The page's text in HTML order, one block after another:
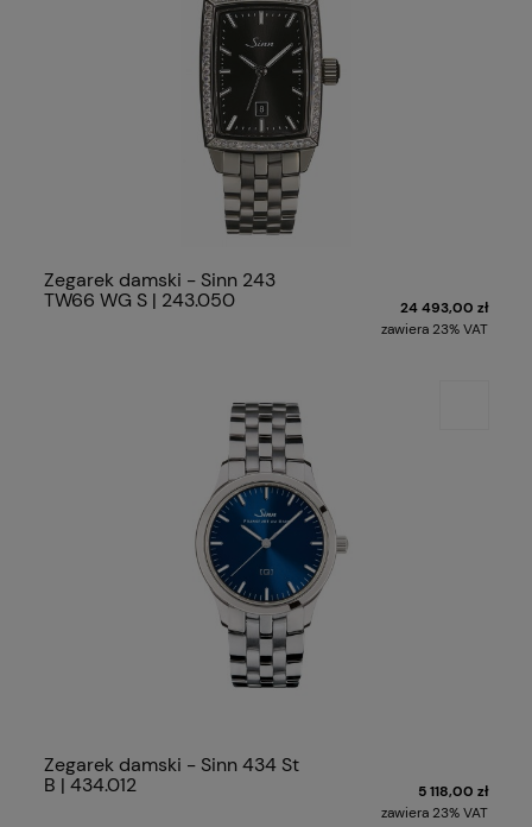
Zegarek damski - Sinn 243
TW66 WG S | 243.050
24 493,00 zł
zawiera 23% VAT
Zegarek damski - Sinn 434 St
B | 434.012
5 118,00 zł
zawiera 23% VAT